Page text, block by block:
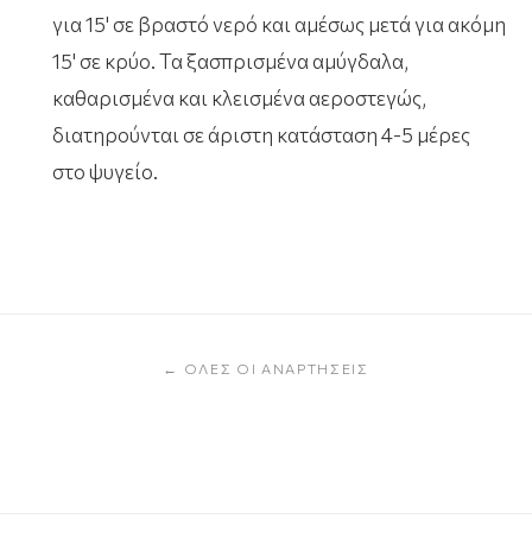
για 15' σε βραστό νερό και αμέσως μετά για ακόμη
15' σε κρύο. Τα ξασπρισμένα αμύγδαλα,
καθαρισμένα και κλεισμένα αεροστεγώς,
διατηρούνται σε άριστη κατάσταση 4-5 μέρες
στο ψυγείο.
← ΌΛΕΣ ΟΙ ΑΝΑΡΤΉΣΕΙΣ